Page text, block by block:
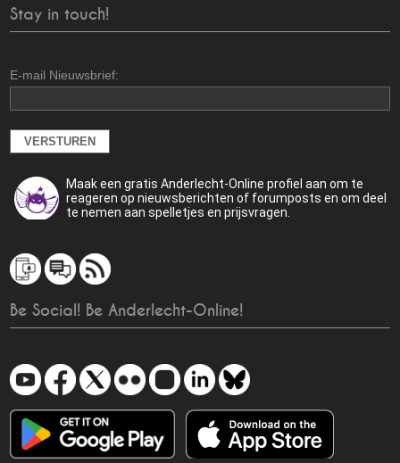
Stay in touch!
E-mail Nieuwsbrief:
Maak een gratis Anderlecht-Online profiel aan om te
reageren op nieuwsberichten of forumposts en om deel
te nemen aan spelletjes en prijsvragen.
Be Social! Be Anderlecht-Online!